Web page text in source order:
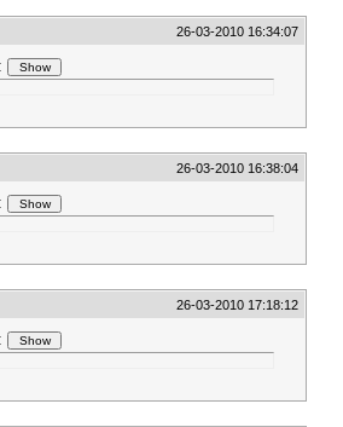
26-03-2010 16:34:07
:
26-03-2010 16:38:04
:
26-03-2010 17:18:12
: